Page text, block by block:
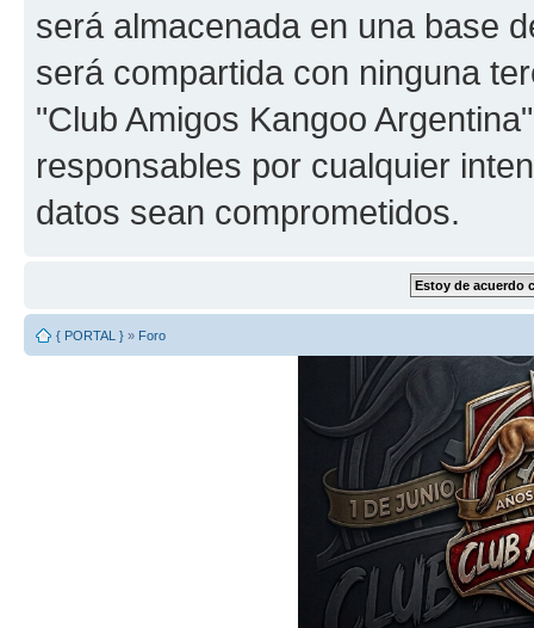
será almacenada en una base
será compartida con ninguna
"Club Amigos Kangoo
responsables por cualquier
datos sean comprometidos.
{ PORTAL } » Foro